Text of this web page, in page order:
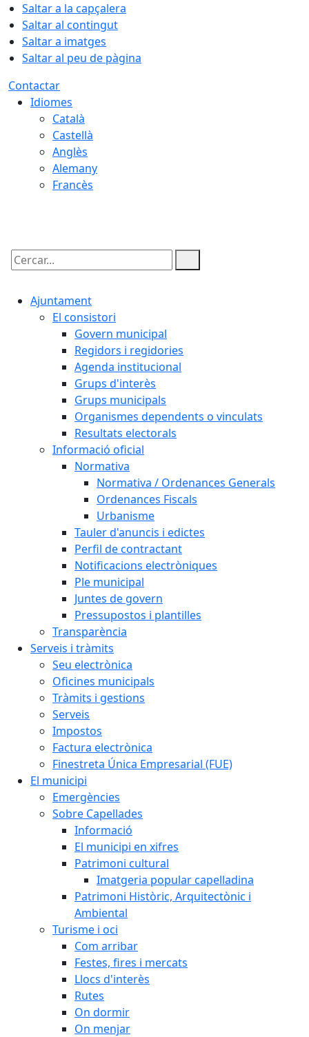
Saltar a la capçalera
Saltar al contingut
Saltar a imatges
Saltar al peu de pàgina
Contactar
Idiomes
Català
Castellà
Anglès
Alemany
Francès
Cercar:
Ajuntament
El consistori
Govern municipal
Regidors i regidories
Agenda institucional
Grups d'interès
Grups municipals
Organismes dependents o vinculats
Resultats electorals
Informació oficial
Normativa
Normativa / Ordenances Generals
Ordenances Fiscals
Urbanisme
Tauler d'anuncis i edictes
Perfil de contractant
Notificacions electròniques
Ple municipal
Juntes de govern
Pressupostos i plantilles
Transparència
Serveis i tràmits
Seu electrònica
Oficines municipals
Tràmits i gestions
Serveis
Impostos
Factura electrònica
Finestreta Única Empresarial (FUE)
El municipi
Emergències
Sobre Capellades
Informació
El municipi en xifres
Patrimoni cultural
Imatgeria popular capelladina
Patrimoni Històric, Arquitectònic i
Ambiental
Turisme i oci
Com arribar
Festes, fires i mercats
Llocs d'interès
Rutes
On dormir
On menjar